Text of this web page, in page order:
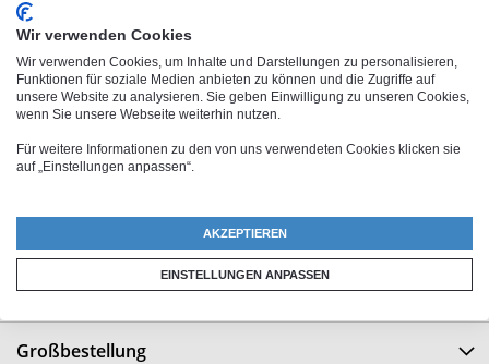
aussuchen und Kaffee-/Teegenuss mit Humor verschenken!
Design:Chef
Jemand, der sein Geld damit verdient, Andere für sich
arbeiten zu lassen, während er entspannt auf dem Drehstuhl
einen Kaffee schlürft und sich Sprüche für die Angestellten
auch für diesen, sonst - Feierabend. Synonyme: Geldgeber,
hohes Tier
Großbestellung
Wir verwenden Cookies
Wir verwenden Cookies, um Inhalte und Darstellungen zu personalisieren,
Funktionen für soziale Medien anbieten zu können und die Zugriffe auf
unsere Website zu analysieren. Sie geben Einwilligung zu unseren Cookies,
wenn Sie unsere Webseite weiterhin nutzen.
Für weitere Informationen zu den von uns verwendeten Cookies klicken sie
auf „Einstellungen anpassen“.
AKZEPTIEREN
EINSTELLUNGEN ANPASSEN